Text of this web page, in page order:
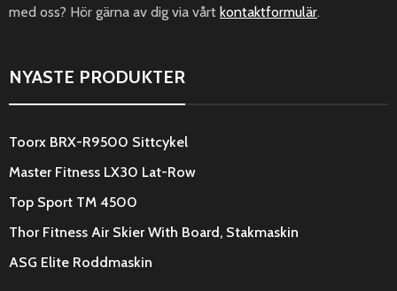
med oss? Hör gärna av dig via vårt kontaktformulär.
NYASTE PRODUKTER
Toorx BRX-R9500 Sittcykel
Master Fitness LX30 Lat-Row
Top Sport TM 4500
Thor Fitness Air Skier With Board, Stakmaskin
ASG Elite Roddmaskin